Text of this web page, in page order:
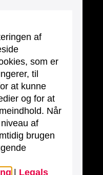
af
som er
til
at kunne
og for at
Når
af
brugen
Legals